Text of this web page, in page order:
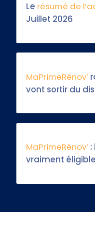
Le résumé de
Juillet 2026
MaPrimeRénov’
vont sortir du
MaPrimeRénov’
vraiment